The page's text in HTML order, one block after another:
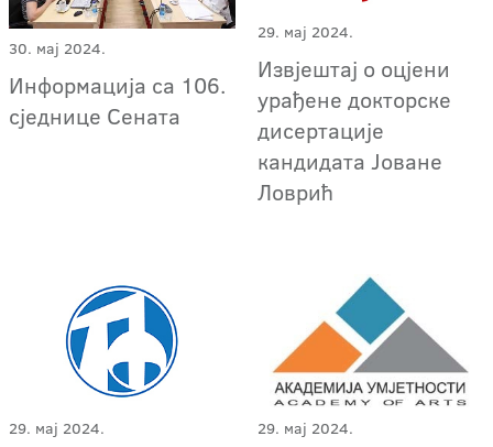
30. мај 2024.
Информација са 106.
сједнице Сената
29. мај 2024.
Извјештај о оцјени
урађене докторске
дисертације
кандидата Јоване
Ловрић
29. мај 2024. 29. мај 2024.